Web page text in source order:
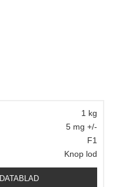
1 kg
5 mg +/-
F1
Knop lod